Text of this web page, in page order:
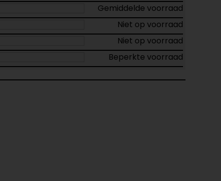
Gemiddelde voorraad
Niet op voorraad
Niet op voorraad
Beperkte voorraad